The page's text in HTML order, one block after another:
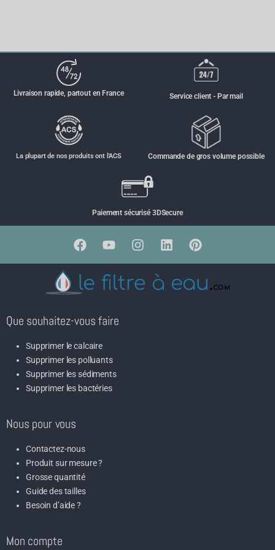
Livraison rapide, partout en France Service client - Par mail
La plupart de nos produits ont l'ACS Commande de gros volume possible
Paiement sécurisé 3DSecure
Que souhaitez-vous faire
Supprimer le calcaire
Supprimer les polluants
Supprimer les sédiments
Supprimer les bactéries
Nous pour vous
Contactez-nous
Produit sur mesure ?
Grosse quantité
Guide des tailles
Besoin d’aide ?
Mon compte